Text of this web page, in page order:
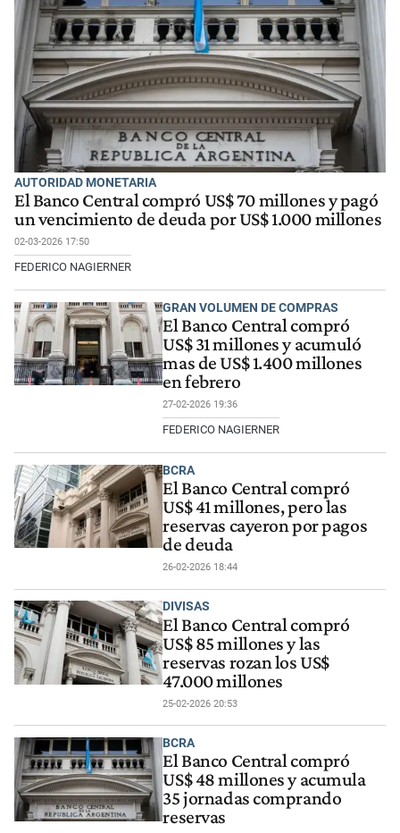
AUTORIDAD MONETARIA
El Banco Central compró US$ 70 millones y pagó
un vencimiento de deuda por US$ 1.000 millones
02-03-2026 17:50
FEDERICO NAGIERNER
GRAN VOLUMEN DE COMPRAS
El Banco Central compró
US$ 31 millones y acumuló
mas de US$ 1.400 millones
en febrero
27-02-2026 19:36
FEDERICO NAGIERNER
BCRA
El Banco Central compró
US$ 41 millones, pero las
reservas cayeron por pagos
de deuda
26-02-2026 18:44
DIVISAS
El Banco Central compró
US$ 85 millones y las
reservas rozan los US$
47.000 millones
25-02-2026 20:53
BCRA
El Banco Central compró
US$ 48 millones y acumula
35 jornadas comprando
reservas